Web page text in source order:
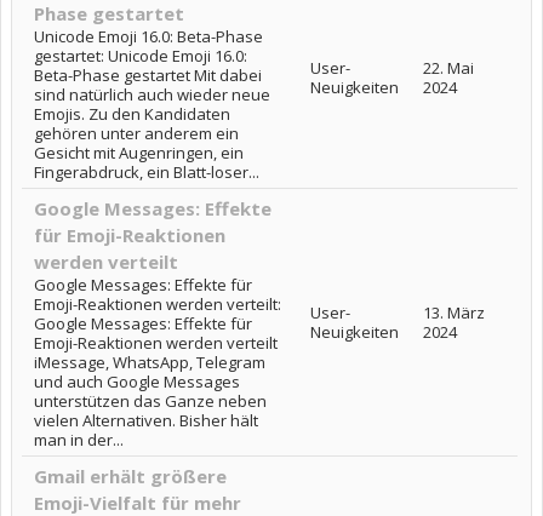
Phase gestartet
Unicode Emoji 16.0: Beta-Phase
gestartet: Unicode Emoji 16.0:
Beta-Phase gestartet Mit dabei
sind natürlich auch wieder neue
Emojis. Zu den Kandidaten
gehören unter anderem ein
Gesicht mit Augenringen, ein
Fingerabdruck, ein Blatt-loser...
User-
Neuigkeiten
22. Mai
2024
Google Messages: Effekte
für Emoji-Reaktionen
werden verteilt
Google Messages: Effekte für
Emoji-Reaktionen werden verteilt:
Google Messages: Effekte für
Emoji-Reaktionen werden verteilt
iMessage, WhatsApp, Telegram
und auch Google Messages
unterstützen das Ganze neben
vielen Alternativen. Bisher hält
man in der...
User-
Neuigkeiten
13. März
2024
Gmail erhält größere
Emoji-Vielfalt für mehr